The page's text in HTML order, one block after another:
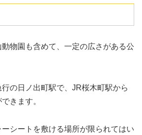
物園も含めて、一定の広さがある公
の日ノ出町駅で、JR桜木町駅から
きます。
シートを敷ける場所が限られてはい